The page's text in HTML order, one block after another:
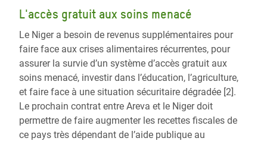
L'accès gratuit aux soins menacé
Le Niger a besoin de revenus supplémentaires pour
faire face aux crises alimentaires récurrentes, pour
assurer la survie d’un système d’accès gratuit aux
soins menacé, investir dans l’éducation, l’agriculture,
et faire face à une situation sécuritaire dégradée [2].
Le prochain contrat entre Areva et le Niger doit
permettre de faire augmenter les recettes fiscales de
ce pays très dépendant de l’aide publique au